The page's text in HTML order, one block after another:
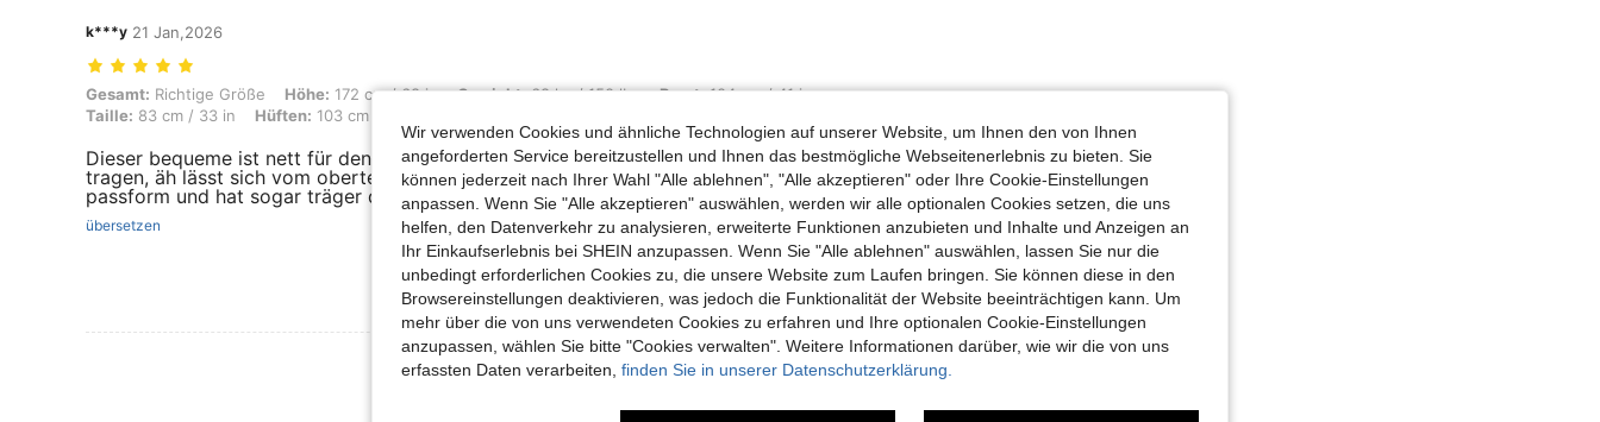
k***y 21 Jan,2026
Gesamt: Richtige Größe, Höhe: 172 cm / 68 in, Gewicht: 68 kg / 150 lbs, Brust: 104 cm / 41 in, Taille: 83 cm / 33 in, Hüften: 103 cm / 41 in, Körperform: Sanduhr, Farbe: Verschiedenfarbig, Größe: L
Gesamt: Richtige Größe Höhe: 172 cm / 68 in Gewicht:68 kg / 150 lbs Brust:104 cm / 41 in
Taille: 83 cm / 33 in Hüften: 103 cm / 41 in
Dieser bequeme ist nett für den sommer oder tani ist nett für den sommer zu
tragen, äh lässt sich vom oberteil her kürzen und länger machen und hat ne gute
passform und hat sogar träger dabei, kann man sich kaufen
übersetzen
Hilfreich (1)
Mehr Bewertungen Ansehen
Wir verwenden Cookies und ähnliche Technologien auf unserer Website, um Ihnen den von Ihnen
angeforderten Service bereitzustellen und Ihnen das bestmögliche Webseitenerlebnis zu bieten. Sie
können jederzeit nach Ihrer Wahl "Alle ablehnen", "Alle akzeptieren" oder Ihre Cookie-Einstellungen
anpassen. Wenn Sie "Alle akzeptieren" auswählen, werden wir alle optionalen Cookies setzen, die uns
helfen, den Datenverkehr zu analysieren, erweiterte Funktionen anzubieten und Inhalte und Anzeigen an
Ihr Einkaufserlebnis bei SHEIN anzupassen. Wenn Sie "Alle ablehnen" auswählen, lassen Sie nur die
unbedingt erforderlichen Cookies zu, die unsere Website zum Laufen bringen. Sie können diese in den
Browsereinstellungen deaktivieren, was jedoch die Funktionalität der Website beeinträchtigen kann. Um
mehr über die von uns verwendeten Cookies zu erfahren und Ihre optionalen Cookie-Einstellungen
anzupassen, wählen Sie bitte "Cookies verwalten". Weitere Informationen darüber, wie wir die von uns
erfassten Daten verarbeiten, finden Sie in unserer Datenschutzerklärung.